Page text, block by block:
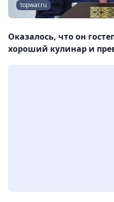
topwar.ru
Оказалось, что он
хороший кулинар и